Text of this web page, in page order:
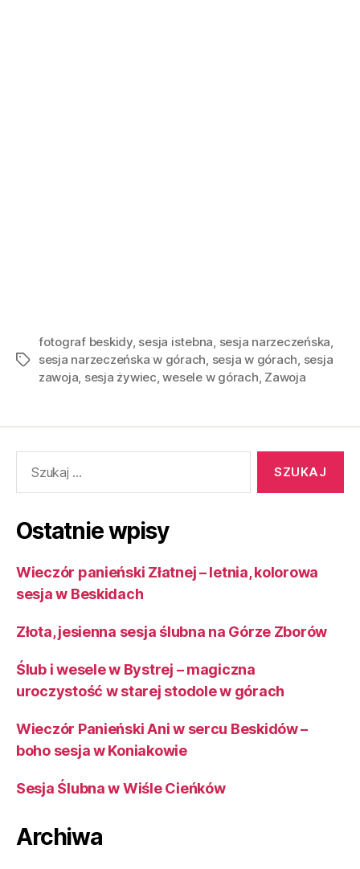
fotograf beskidy, sesja istebna, sesja narzeczeńska,
sesja narzeczeńska w górach, sesja w górach, sesja
zawoja, sesja żywiec,wesele w górach, Zawoja
Ostatnie wpisy
Wieczór panieński Złatnej – letnia, kolorowa
sesja w Beskidach
Złota, jesienna sesja ślubna na Górze Zborów
Ślub i wesele w Bystrej – magiczna
uroczystość w starej stodole w górach
Wieczór Panieński Ani w sercu Beskidów –
boho sesja w Koniakowie
Sesja Ślubna w Wiśle Cieńków
Archiwa